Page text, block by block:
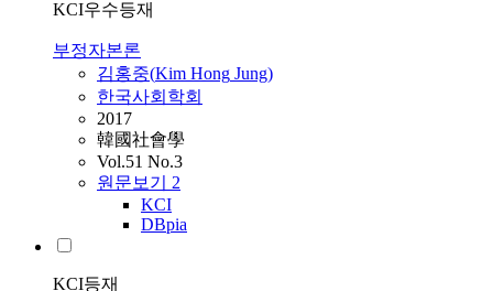
KCI우수등재
부정자본론
김홍중(Kim Hong Jung)
한국사회학회
2017
韓國社會學
Vol.51 No.3
원문보기 2
KCI
DBpia
KCI등재